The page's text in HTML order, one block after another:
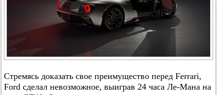
Стремясь доказать свое преимущество перед Ferrari,
Ford сделал невозможное, выиграв 24 часа Ле-Мана на